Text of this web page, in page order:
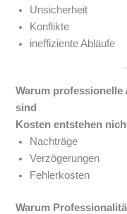
Unsicherheit
Konflikte
ineffiziente Abläufe
Warum
sind
Kosten entstehen
Nachträge
Verzögerungen
Fehlerkosten
Warum